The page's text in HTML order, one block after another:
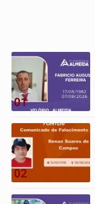
01
02